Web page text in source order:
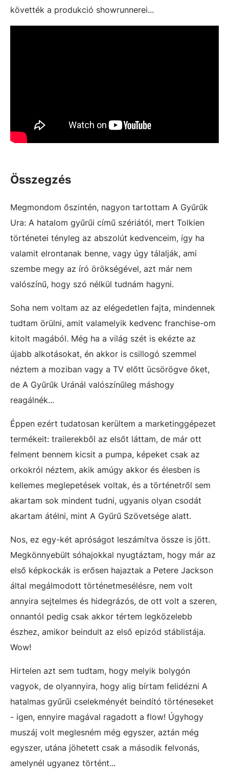
követték a produkció showrunnerei...
Összegzés
Megmondom őszintén, nagyon tartottam A Gyűrűk
Ura: A hatalom gyűrűi című szériától, mert Tolkien
történetei tényleg az abszolút kedvenceim, így ha
valamit elrontanak benne, vagy úgy tálalják, ami
szembe megy az író örökségével, azt már nem
valószínű, hogy szó nélkül tudnám hagyni.
Soha nem voltam az az elégedetlen fajta, mindennek
tudtam örülni, amit valamelyik kedvenc franchise-om
kitolt magából. Még ha a világ szét is ekézte az
újabb alkotásokat, én akkor is csillogó szemmel
néztem a moziban vagy a TV előtt ücsörögve őket,
de A Gyűrűk Uránál valószínűleg máshogy
reagálnék...
Éppen ezért tudatosan kerültem a marketinggépezet
termékeit: trailerekből az elsőt láttam, de már ott
felment bennem kicsit a pumpa, képeket csak az
orkokról néztem, akik amúgy akkor és élesben is
kellemes meglepetések voltak, és a történetről sem
akartam sok mindent tudni, ugyanis olyan csodát
akartam átélni, mint A Gyűrű Szövetsége alatt.
Nos, ez egy-két apróságot leszámítva össze is jött.
Megkönnyebült sóhajokkal nyugtáztam, hogy már az
első képkockák is erősen hajaztak a Petere Jackson
által megálmodott történetmesélésre, nem volt
annyira sejtelmes és hidegrázós, de ott volt a szeren,
onnantól pedig csak akkor tértem legközelebb
észhez, amikor beindult az első epizód stáblistája.
Wow!
Hirtelen azt sem tudtam, hogy melyik bolygón
vagyok, de olyannyira, hogy alig bírtam felidézni A
hatalmas gyűrűi cselekményét beindító történeseket
- igen, ennyire magával ragadott a flow! Úgyhogy
muszáj volt meglesném még egyszer, aztán még
egyszer, utána jöhetett csak a második felvonás,
amelynél ugyanez történt...